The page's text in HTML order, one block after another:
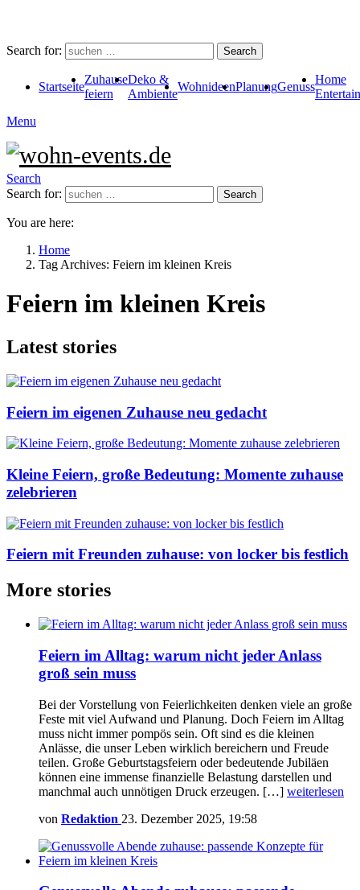
Search for: Search
Startseite
Zuhause
feiern
Deko &
Ambiente
WohnideenPlanungGenuss
Home
Menu
Search
Search for:
Search
You are here:
Home
Tag Archives: Feiern im kleinen Kreis
Feiern im kleinen Kreis
Latest stories
Feiern im eigenen Zuhause neu gedacht
Kleine Feiern, große Bedeutung: Momente zuhause
zelebrieren
Feiern mit Freunden zuhause: von locker bis festlich
More stories
Feiern im Alltag: warum nicht jeder Anlass
groß sein muss
Bei der Vorstellung von Feierlichkeiten denken viele an große
Feste mit viel Aufwand und Planung. Doch Feiern im Alltag
muss nicht immer pompös sein. Oft sind es die kleinen
Anlässe, die unser Leben wirklich bereichern und Freude
teilen. Große Geburtstagsfeiern oder bedeutende Jubiläen
können eine immense finanzielle Belastung darstellen und
manchmal auch unnötigen Druck erzeugen. […] weiterlesen
von Redaktion 23. Dezember 2025, 19:58